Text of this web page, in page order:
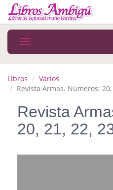
MENÚ PRINCIPAL
Novedades
Arte
Astrología. Ocultismo
Toggle
navigation
Libros
Varios
Revista Armas. Números: 20,
Revista
20, 21, 22,